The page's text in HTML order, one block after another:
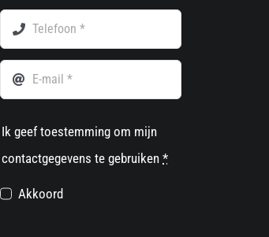
Ik geef toestemming om mijn
contactgegevens te gebruiken*
Akkoord